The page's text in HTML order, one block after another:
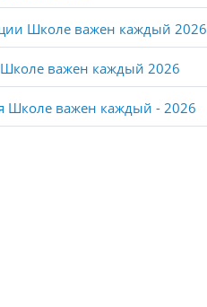
Школе важен каждый 2026
важен каждый 2026
Школе важен каждый - 2026